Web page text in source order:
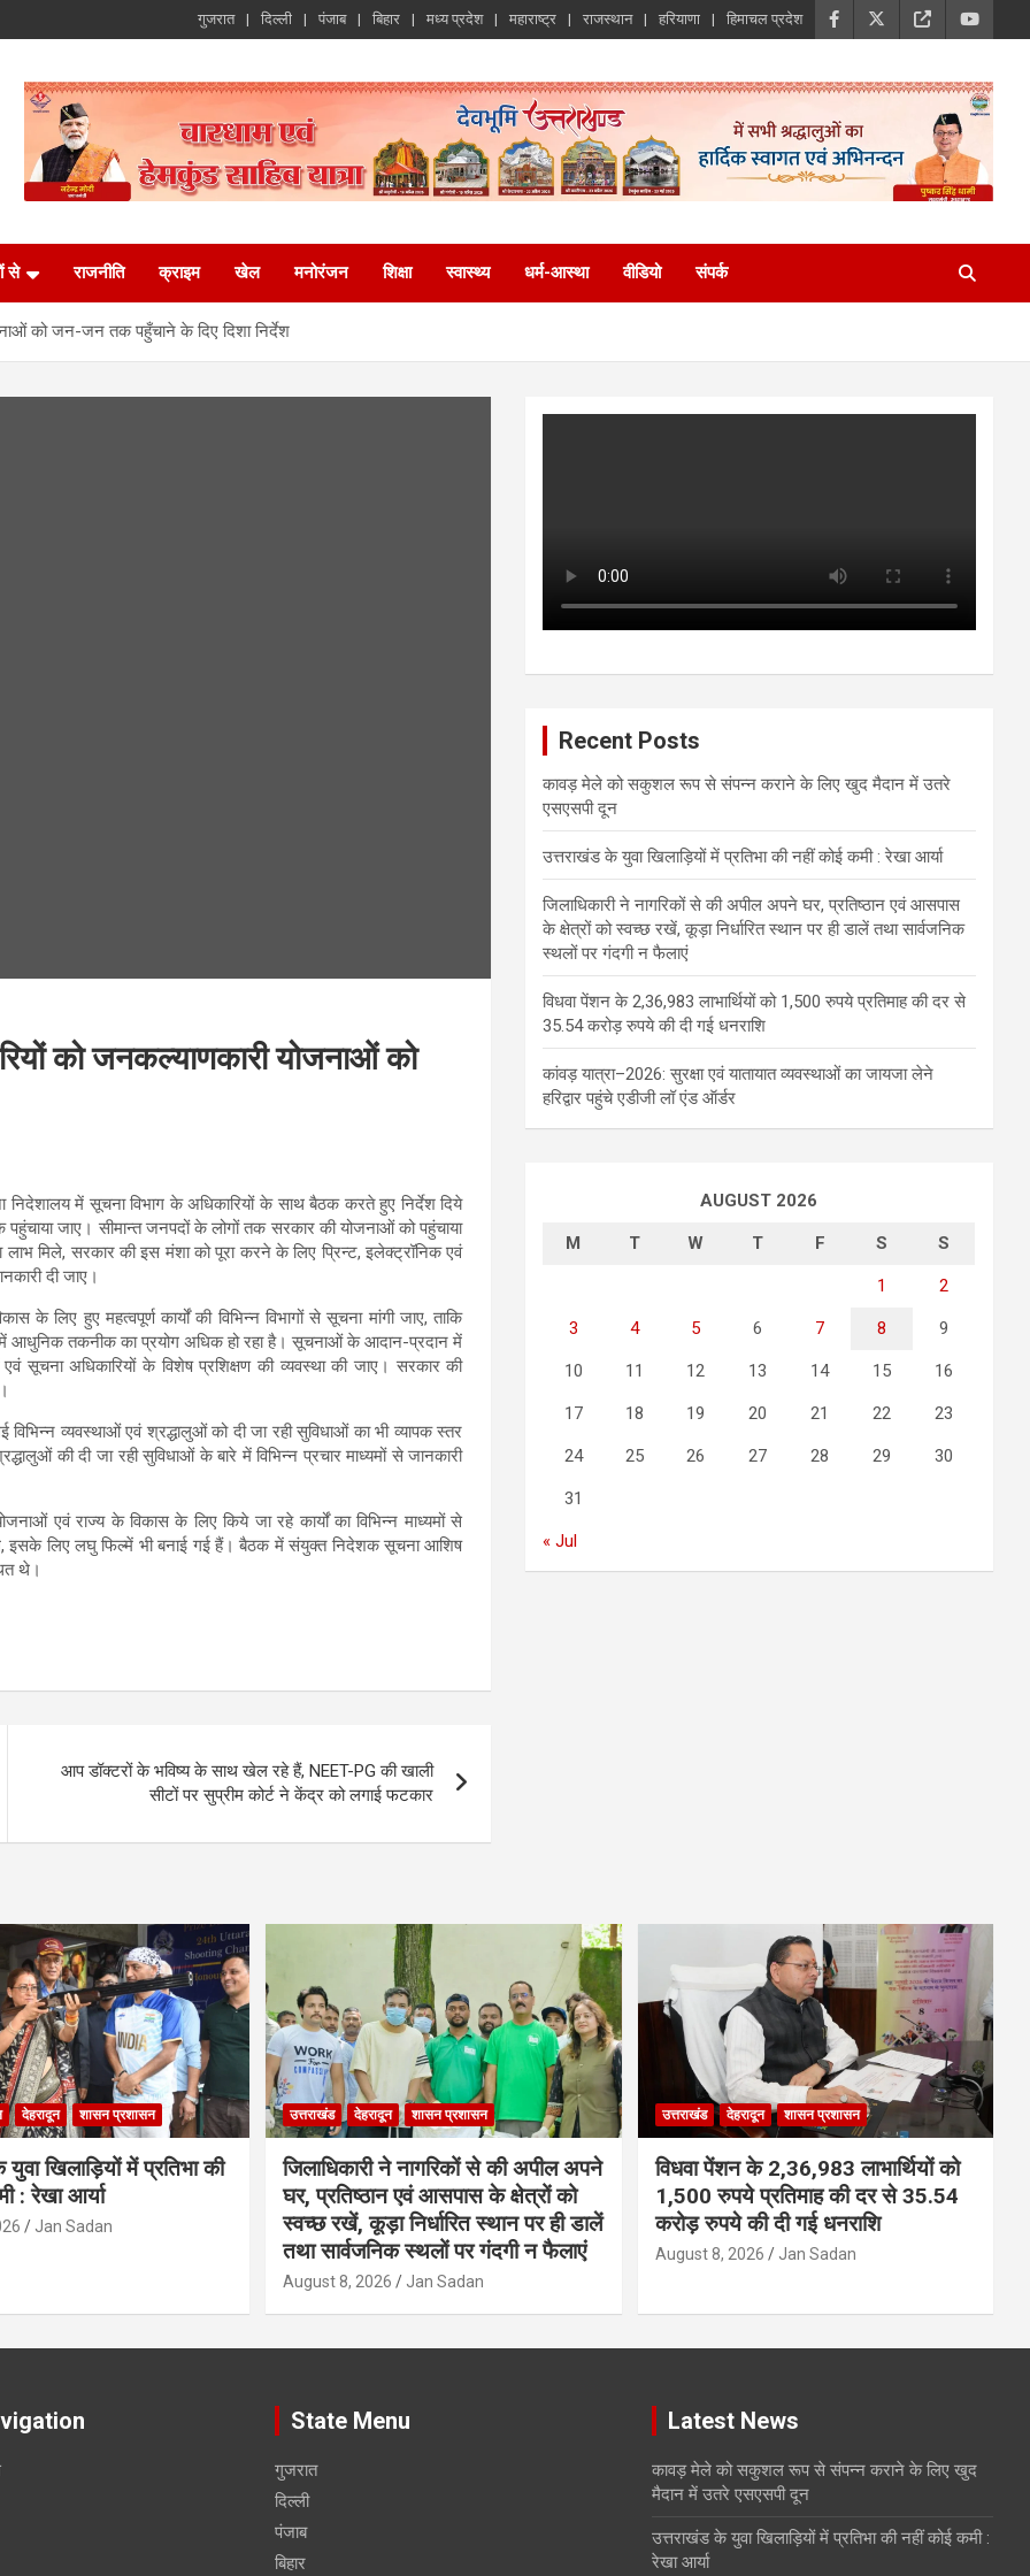
गुजरात दिल्ली पंजाब बिहार मध्य प्रदेश महाराष्ट्र राजस्थान हरियाणा हिमाचल प्रदेश
से राजनीति क्राइम खेल मनोरंजन शिक्षा स्वास्थ्य धर्म-आस्था वीडियो संपर्क
को जन-जन तक पहुँचाने के दिए दिशा निर्देश
को जनकल्याणकारी योजनाओं को
में सूचना विभाग के अधिकारियों के साथ बैठक करते हुए निर्देश दिये
जाए। सीमान्त जनपदों के लोगों तक सरकार की योजनाओं को पहुंचाया
मिले, सरकार की इस मंशा को पूरा करने के लिए प्रिन्ट, इलेक्ट्रॉनिक एवं
दी जाए।
लिए हुए महत्वपूर्ण कार्यों की विभिन्न विभागों से सूचना मांगी जाए, ताकि
आधुनिक तकनीक का प्रयोग अधिक हो रहा है। सूचनाओं के आदान-प्रदान में
सूचना अधिकारियों के विशेष प्रशिक्षण की व्यवस्था की जाए। सरकार की
विभिन्न व्यवस्थाओं एवं श्रद्धालुओं को दी जा रही सुविधाओं का भी व्यापक स्तर
श्रद्धालुओं की दी जा रही सुविधाओं के बारे में विभिन्न प्रचार माध्यमों से जानकारी
एवं राज्य के विकास के लिए किये जा रहे कार्यों का विभिन्न माध्यमों से
इसके लिए लघु फिल्में भी बनाई गई हैं। बैठक में संयुक्त निदेशक सूचना आशिष
थे।
आप डॉक्टरों के भविष्य के साथ खेल रहे हैं, NEET-PG की खाली
सीटों पर सुप्रीम कोर्ट ने केंद्र को लगाई फटकार
Recent Posts
कावड़ मेले को सकुशल रूप से संपन्न कराने के लिए खुद मैदान में उतरे
एसएसपी दून
उत्तराखंड के युवा खिलाड़ियों में प्रतिभा की नहीं कोई कमी : रेखा आर्या
जिलाधिकारी ने नागरिकों से की अपील अपने घर, प्रतिष्ठान एवं आसपास
के क्षेत्रों को स्वच्छ रखें, कूड़ा निर्धारित स्थान पर ही डालें तथा सार्वजनिक
स्थलों पर गंदगी न फैलाएं
विधवा पेंशन के 2,36,983 लाभार्थियों को 1,500 रुपये प्रतिमाह की दर से
35.54 करोड़ रुपये की दी गई धनराशि
कांवड़ यात्रा–2026: सुरक्षा एवं यातायात व्यवस्थाओं का जायजा लेने
हरिद्वार पहुंचे एडीजी लॉ एंड ऑर्डर
AUGUST 2026
M T W T F S S
1 2
3 4 5 6 7 8 9
10 11 12 13 14 15 16
17 18 19 20 21 22 23
24 25 26 27 28 29 30
31
« Jul
देहरादून शासन प्रशासन
खिलाड़ियों में प्रतिभा की
: रेखा आर्या
Jan Sadan
उत्तराखंड देहरादून शासन प्रशासन
जिलाधिकारी ने नागरिकों से की अपील अपने
घर, प्रतिष्ठान एवं आसपास के क्षेत्रों को
स्वच्छ रखें, कूड़ा निर्धारित स्थान पर ही डालें
तथा सार्वजनिक स्थलों पर गंदगी न फैलाएं
August 8, 2026 Jan Sadan
उत्तराखंड देहरादून शासन प्रशासन
विधवा पेंशन के 2,36,983 लाभार्थियों को
1,500 रुपये प्रतिमाह की दर से 35.54
करोड़ रुपये की दी गई धनराशि
August 8, 2026 Jan Sadan
State Menu
गुजरात
दिल्ली
पंजाब
बिहार
Latest News
कावड़ मेले को सकुशल रूप से संपन्न कराने के लिए खुद
मैदान में उतरे एसएसपी दून
उत्तराखंड के युवा खिलाड़ियों में प्रतिभा की नहीं कोई कमी :
रेखा आर्या